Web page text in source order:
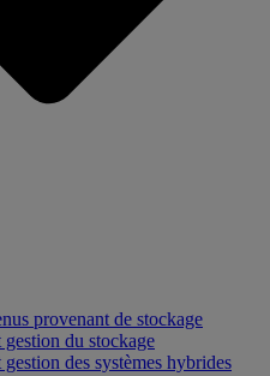
provenant de stockage
du stockage
des systèmes hybrides